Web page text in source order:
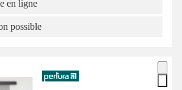
en ligne
possible